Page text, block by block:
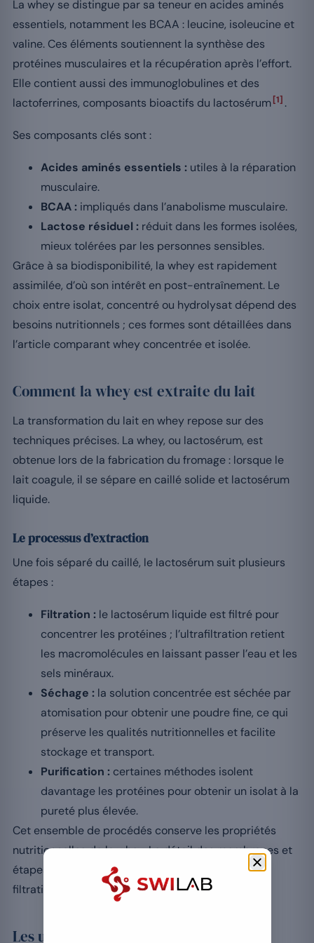
La whey se distingue par sa teneur en acides aminés
essentiels, notamment les BCAA : leucine, isoleucine et
valine. Ces éléments soutiennent la synthèse des
protéines musculaires et la récupération après l’effort.
Elle contient aussi des immunoglobulines et des
lactoferrines, composants bioactifs du lactosérum[1] .
Ses composants clés sont :
Acides aminés essentiels : utiles à la réparation
musculaire.
BCAA : impliqués dans l’anabolisme musculaire.
Lactose résiduel : réduit dans les formes isolées,
mieux tolérées par les personnes sensibles.
Grâce à sa biodisponibilité, la whey est rapidement
assimilée, d’où son intérêt en post-entraînement. Le
choix entre isolat, concentré ou hydrolysat dépend des
besoins nutritionnels ; ces formes sont détaillées dans
l’article comparant whey concentrée et isolée.
Comment la whey est extraite du lait
La transformation du lait en whey repose sur des
techniques précises. La whey, ou lactosérum, est
obtenue lors de la fabrication du fromage : lorsque le
lait coagule, il se sépare en caillé solide et lactosérum
liquide.
Le processus d’extraction
Une fois séparé du caillé, le lactosérum suit plusieurs
étapes :
Filtration : le lactosérum liquide est filtré pour
concentrer les protéines ; l’ultrafiltration retient
les macromolécules en laissant passer l’eau et les
sels minéraux.
Séchage : la solution concentrée est séchée par
atomisation pour obtenir une poudre fine, ce qui
préserve les qualités nutritionnelles et facilite
stockage et transport.
Purification : certaines méthodes isolent
davantage les protéines pour obtenir un isolat à la
pureté plus élevée.
Cet ensemble de procédés conserve les propriétés
nutritionnelles de la whey. Le détail des membranes et
étapes est exposé dans l’article sur les étapes de
filtration de la whey.
Les utilisations de la whey en nutrition